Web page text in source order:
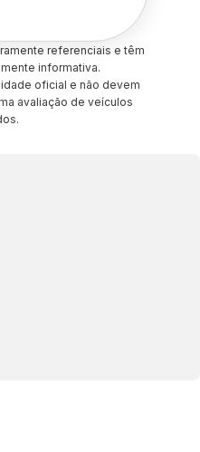
referenciais e têm
informativa.
oficial e não devem
avaliação de veículos